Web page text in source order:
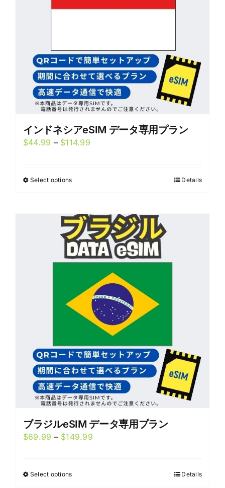
chosen
product
page
インドネシアeSIM データ専用プラン
$44.99 – $114.99Price
Select optionsThis
multiple
variants.
The
options
be
chosen
on
product
page
Details
ブラジルeSIM データ専用プラン
$69.99 – $149.99Price
Select optionsThis
Details